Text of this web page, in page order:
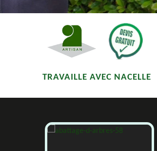
TRAVAILLE AVEC NACELLE